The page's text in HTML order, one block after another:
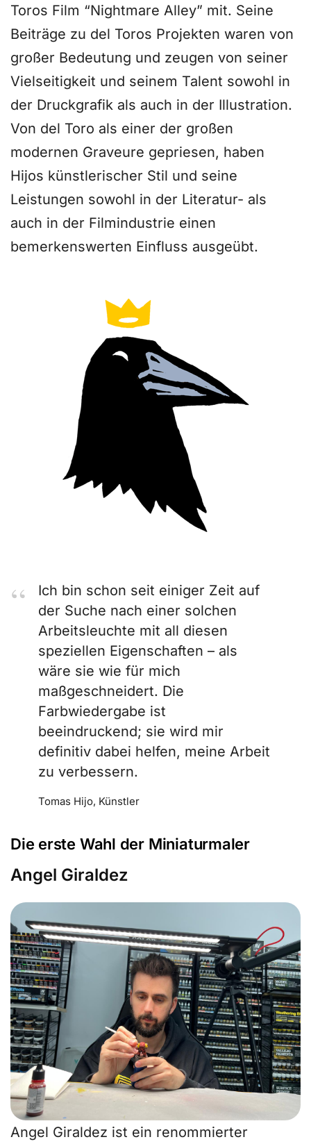
Toros Film “Nightmare Alley” mit. Seine
Beiträge zu del Toros Projekten waren von
großer Bedeutung und zeugen von seiner
Vielseitigkeit und seinem Talent sowohl in
der Druckgrafik als auch in der Illustration.
Von del Toro als einer der großen
modernen Graveure gepriesen, haben
Hijos künstlerischer Stil und seine
Leistungen sowohl in der Literatur- als
auch in der Filmindustrie einen
bemerkenswerten Einfluss ausgeübt.
Ich bin schon seit einiger Zeit auf
der Suche nach einer solchen
Arbeitsleuchte mit all diesen
speziellen Eigenschaften – als
wäre sie wie für mich
maßgeschneidert. Die
Farbwiedergabe ist
beeindruckend; sie wird mir
definitiv dabei helfen, meine Arbeit
zu verbessern.
Tomas Hijo, Künstler
Die erste Wahl der Miniaturmaler
Angel Giraldez
Angel Giraldez ist ein renommierter